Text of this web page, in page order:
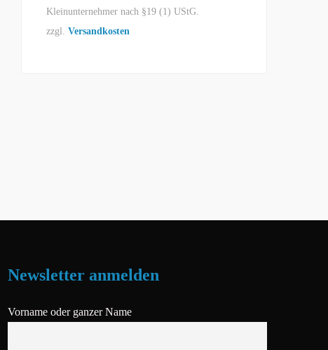
Kleinunternehmer nach §19 (1) UStG.
zzgl.Versandkosten
Newsletter anmelden
Vorname oder ganzer Name